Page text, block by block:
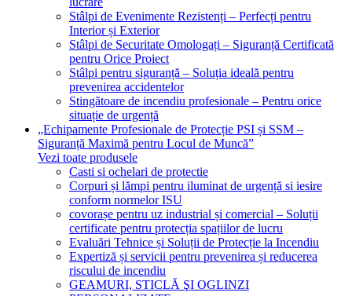
Stâlpi de Evenimente Rezistenți – Perfecți pentru
Interior și Exterior
Stâlpi de Securitate Omologați – Siguranță Certificată
pentru Orice Proiect
Stâlpi pentru siguranță – Soluția ideală pentru
prevenirea accidentelor
Stingătoare de incendiu profesionale – Pentru orice
situație de urgență
„Echipamente Profesionale de Protecție PSI și SSM –
Siguranță Maximă pentru Locul de Muncă”
Vezi toate produsele
Casti si ochelari de protectie
Corpuri și lămpi pentru iluminat de urgență si iesire
conform normelor ISU
covorașe pentru uz industrial și comercial – Soluții
certificate pentru protecția spațiilor de lucru
Evaluări Tehnice și Soluții de Protecție la Incendiu
Expertiză și servicii pentru prevenirea și reducerea
riscului de incendiu
GEAMURI, STICLĂ ŞI OGLINZI